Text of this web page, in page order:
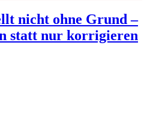
nicht ohne Grund –
statt nur korrigieren